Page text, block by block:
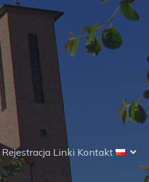
Rejestracja Linki Kontakt